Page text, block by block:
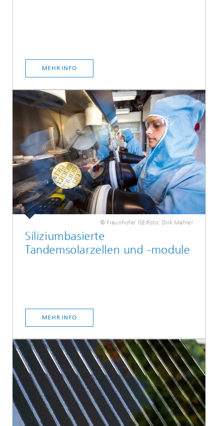
MEHR INFO
© Fraunhofer ISE/Foto: Dirk Mahler
Siliziumbasierte
Tandemsolarzellen und -module
MEHR INFO